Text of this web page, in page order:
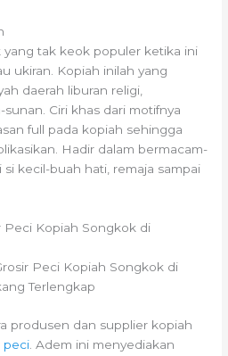
yang tak keok populer ketika ini
ukiran. Kopiah inilah yang
daerah liburan religi,
Ciri khas dari motifnya
full pada kopiah sehingga
Hadir dalam bermacam-
si kecil-buah hati, remaja sampai
Peci Kopiah Songkok di
produsen dan supplier kopiah
peci. Adem ini menyediakan